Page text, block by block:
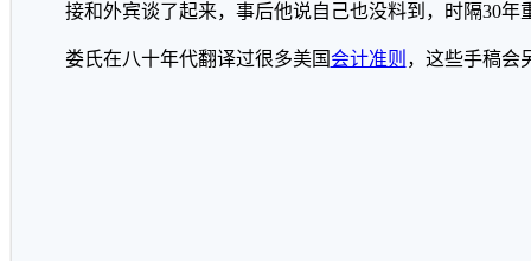
接和外宾谈了起来，事后他说自己也没料到，时隔30年
娄氏在八十年代翻译过很多美国 会计准则 ，这些手稿会